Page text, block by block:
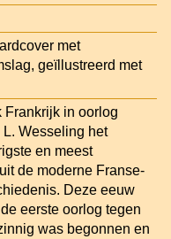
met
geïllustreerd met
Frankrijk in oorlog
Wesseling het
en meest
de moderne Franse-
Deze eeuw
eerste oorlog tegen
was begonnen en